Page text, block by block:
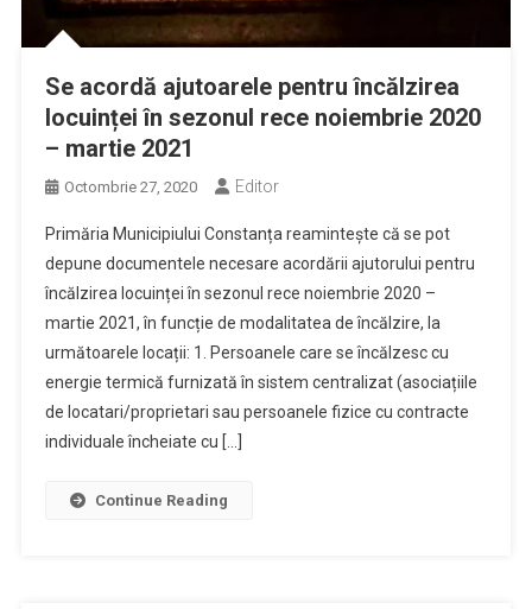
Se acordă ajutoarele pentru încălzirea
locuinței în sezonul rece noiembrie 2020
– martie 2021
Octombrie 27, 2020 Editor
Primăria Municipiului Constanța reamintește că se pot
depune documentele necesare acordării ajutorului pentru
încălzirea locuinței în sezonul rece noiembrie 2020 –
martie 2021, în funcție de modalitatea de încălzire, la
următoarele locații: 1. Persoanele care se încălzesc cu
energie termică furnizată în sistem centralizat (asociațiile
de locatari/proprietari sau persoanele fizice cu contracte
individuale încheiate cu […]
Continue Reading